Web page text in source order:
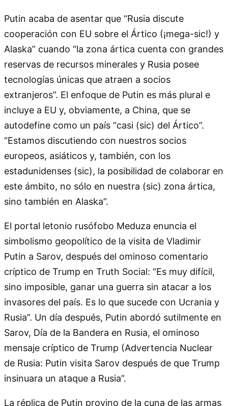
Putin acaba de asentar que “Rusia discute
cooperación con EU sobre el Ártico (¡mega-sic!) y
Alaska” cuando “la zona ártica cuenta con grandes
reservas de recursos minerales y Rusia posee
tecnologías únicas que atraen a socios
extranjeros”. El enfoque de Putin es más plural e
incluye a EU y, obviamente, a China, que se
autodefine como un país “casi (sic) del Ártico”.
“Estamos discutiendo con nuestros socios
europeos, asiáticos y, también, con los
estadunidenses (sic), la posibilidad de colaborar en
este ámbito, no sólo en nuestra (sic) zona ártica,
sino también en Alaska”.
El portal letonio rusófobo Meduza enuncia el
simbolismo geopolítico de la visita de Vladimir
Putin a Sarov, después del ominoso comentario
críptico de Trump en Truth Social: “Es muy difícil,
sino imposible, ganar una guerra sin atacar a los
invasores del país. Es lo que sucede con Ucrania y
Rusia”. Un día después, Putin abordó sutilmente en
Sarov, Día de la Bandera en Rusia, el ominoso
mensaje críptico de Trump (Advertencia Nuclear
de Rusia: Putin visita Sarov después de que Trump
insinuara un ataque a Rusia”.
La réplica de Putin provino de la cuna de las armas